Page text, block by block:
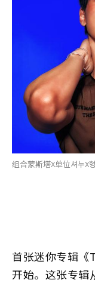
组合蒙斯塔X单位셔누X
首张迷你专辑《
开始。这张专